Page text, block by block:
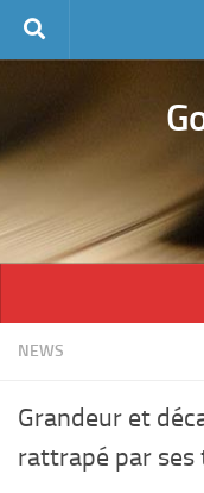
Skip to content
NEWS
Grandeur et
rattrapé par